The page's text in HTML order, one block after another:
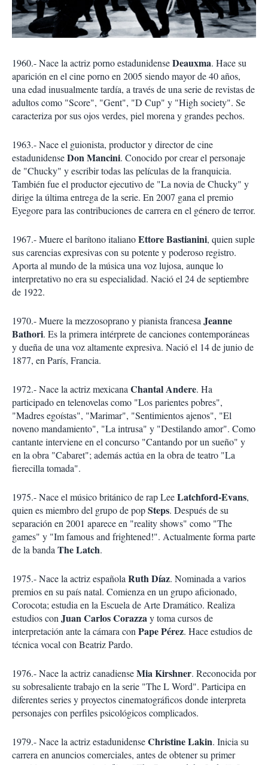
1960.- Nace la actriz porno estadunidenseDeauxma. Hace su
aparición en el cine porno en 2005 siendo mayor de 40 años,
una edad inusualmente tardía, a través de una serie de revistas de
adultos como "Score", "Gent", "D Cup" y "High society". Se
caracteriza por sus ojos verdes, piel morena y grandes pechos.
1963.- Nace el guionista, productor y director de cine
estadunidenseDon Mancini. Conocido por crear el personaje
de "Chucky" y escribir todas las películas de la franquicia.
También fue el productor ejecutivo de "La novia de Chucky" y
dirige la última entrega de la serie. En 2007 gana el premio
Eyegore para las contribuciones de carrera en el género de terror.
1967.- Muere el barítono italianoEttore Bastianini, quien suple
sus carencias expresivas con su potente y poderoso registro.
Aporta al mundo de la música una voz lujosa, aunque lo
interpretativo no era su especialidad. Nació el 24 de septiembre
de 1922.
1970.- Muere la mezzosoprano y pianista francesa Jeanne
Bathori. Es la primera intérprete de canciones contemporáneas
y dueña de una voz altamente expresiva. Nació el 14 de junio de
1877, en París, Francia.
1972.- Nace la actriz mexicana Chantal Andere. Ha
participado en telenovelas como "Los parientes pobres",
"Madres egoístas", "Marimar", "Sentimientos ajenos", "El
noveno mandamiento", "La intrusa" y "Destilando amor". Como
cantante interviene en el concurso "Cantando por un sueño" y
en la obra "Cabaret"; además actúa en la obra de teatro "La
fierecilla tomada".
1975.- Nace el músico británico de rap LeeLatchford-Evans,
quien es miembro del grupo de popSteps. Después de su
separación en 2001 aparece en "reality shows" como "The
games" y "Im famous and frightened!". Actualmente forma parte
de la banda The Latch.
1975.- Nace la actriz española Ruth Díaz. Nominada a varios
premios en su país natal. Comienza en un grupo aficionado,
Corocota; estudia en la Escuela de Arte Dramático. Realiza
estudios con Juan Carlos Corazza y toma cursos de
interpretación ante la cámara con Pape Pérez. Hace estudios de
técnica vocal con Beatriz Pardo.
1976.- Nace la actriz canadienseMia Kirshner. Reconocida por
su sobresaliente trabajo en la serie "The L Word". Participa en
diferentes series y proyectos cinematográficos donde interpreta
personajes con perfiles psicológicos complicados.
1979.- Nace la actriz estadunidenseChristine Lakin. Inicia su
carrera en anuncios comerciales, antes de obtener su primer